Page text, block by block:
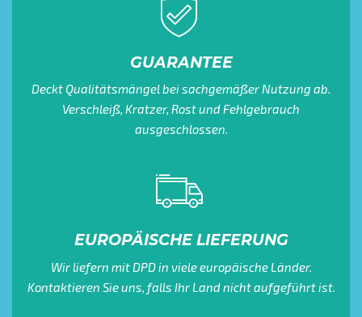
GUARANTEE
Deckt Qualitätsmängel bei sachgemäßer Nutzung ab.
Verschleiß, Kratzer, Rost und Fehlgebrauch
ausgeschlossen.
EUROPÄISCHE LIEFERUNG
Wir liefern mit DPD in viele europäische Länder.
Kontaktieren Sie uns, falls Ihr Land nicht aufgeführt ist.